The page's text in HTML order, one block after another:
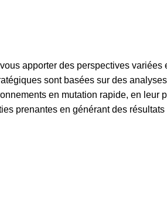
apporter des perspectives variées
sont basées sur des
en mutation rapide, en leur
prenantes en générant des